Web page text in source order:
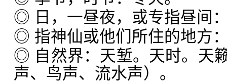
◎ 日，一昼夜，或专指昼间
◎ 指神仙或他们所住的地方
◎ 自然界：天堑。天时。天
声、鸟声、流水声）。